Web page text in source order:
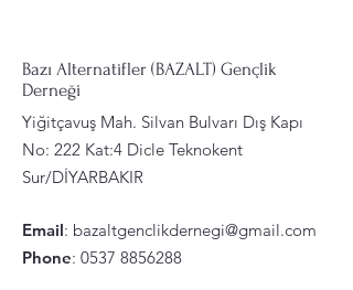
Bazı Alternatifler (BAZALT) Gençlik
Derneği
Yiğitçavuş Mah. Silvan Bulvarı Dış Kapı
No: 222 Kat:4 Dicle Teknokent
Sur/DİYARBAKIR
Email: bazaltgenclikdernegi@gmail.com
Phone: 0537 8856288